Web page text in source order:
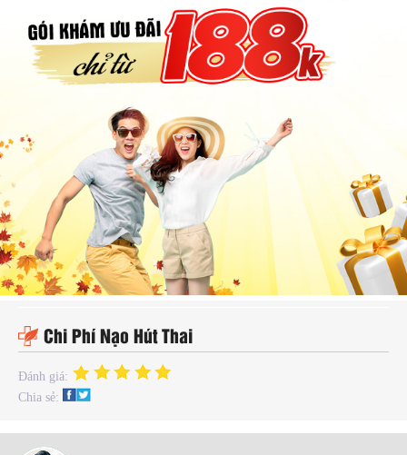
Chi Phí Nạo Hút Thai
Đánh giá:
Chia sẻ: